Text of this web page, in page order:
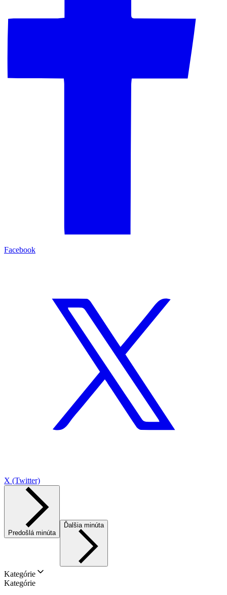
Facebook
X (Twitter)
Predošlá minúta
Ďalšia minúta
Kategórie
Kategórie